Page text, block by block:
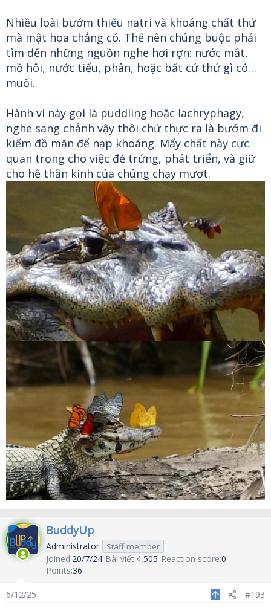
Nhiều loài bướm thiếu natri và khoáng chất thứ
mà mật hoa chẳng có. Thế nên chúng buộc phải
tìm đến những nguồn nghe hơi rợn: nước mắt,
mồ hôi, nước tiểu, phân, hoặc bất cứ thứ gì có…
muối.
Hành vi này gọi là puddling hoặc lachryphagy,
nghe sang chảnh vậy thôi chứ thực ra là bướm đi
kiếm đồ mặn để nạp khoáng. Mấy chất này cực
quan trọng cho việc đẻ trứng, phát triển, và giữ
cho hệ thần kinh của chúng chạy mượt.
BuddyUp
Administrator Staff member
Joined 20/7/24 Bài viết 4,505 Reaction score 0
Points 36
6/12/25 #193